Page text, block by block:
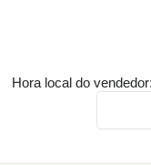
Hora local do